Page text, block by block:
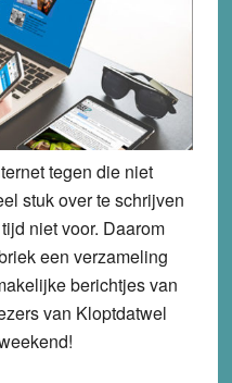
tegen die niet
stuk over te schrijven
niet voor. Daarom
een verzameling
berichtjes van
van Kloptdatwel